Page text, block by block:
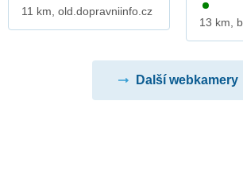
11 km, old.dopravniinfo.cz
13 km,
Další webkamery